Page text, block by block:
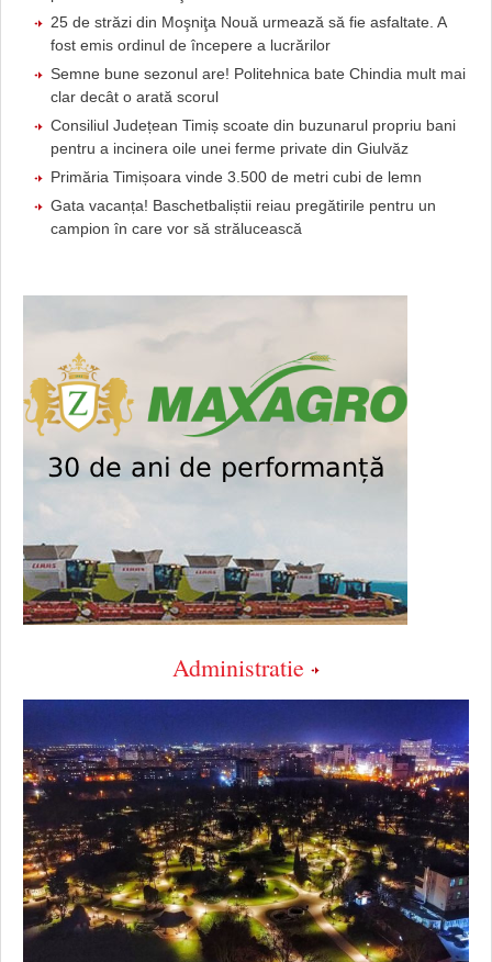
25 de străzi din Moşniţa Nouă urmează să fie asfaltate. A
fost emis ordinul de începere a lucrărilor
Semne bune sezonul are! Politehnica bate Chindia mult mai
clar decât o arată scorul
Consiliul Județean Timiș scoate din buzunarul propriu bani
pentru a incinera oile unei ferme private din Giulvăz
Primăria Timișoara vinde 3.500 de metri cubi de lemn
Gata vacanța! Baschetbaliștii reiau pregătirile pentru un
campion în care vor să strălucească
Administratie